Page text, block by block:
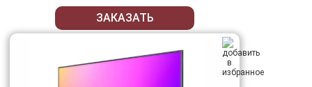
ЗАКАЗАТЬ